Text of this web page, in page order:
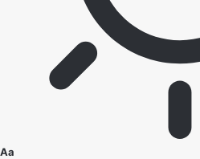
Ajustador
Aa